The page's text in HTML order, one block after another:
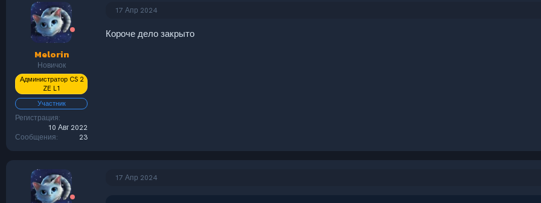
:
Melorin
Новичок
Администратор CS 2
ZE L1
Участник
Регистрация
10 Авг 2022
Сообщения
23
17 Апр 2024
Короче дело закрыто
17 Апр 2024